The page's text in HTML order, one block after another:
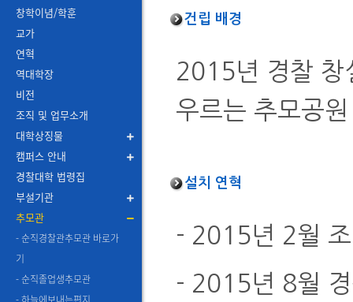
창학이념/학훈
교가
연혁
역대학장
비전
조직 및 업무소개
대학상징물
캠퍼스 안내
경찰대학 법령집
부설기관
추모관
- 순직경찰관추모관 바로가
기
- 순직졸업생추모관
건립 배경
2015년 경찰 창
우르는 추모공
설치 연혁
- 2015년 2월
- 2015년 8월